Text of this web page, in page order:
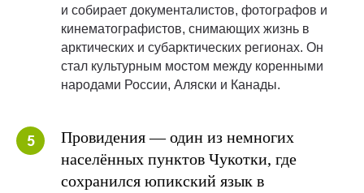
и собирает документалистов, фотографов и
кинематографистов, снимающих жизнь в
арктических и субарктических регионах. Он
стал культурным мостом между коренными
народами России, Аляски и Канады.
Провидения — один из немногих
населённых пунктов Чукотки, где
сохранился юпикский язык в